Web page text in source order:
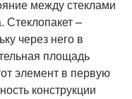
между стеклами
Стеклопакет –
через него в
площадь
элемент в первую
конструкции